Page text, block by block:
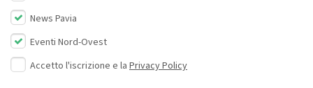
News Pavia
Eventi Nord-Ovest
Accetto l'iscrizione e la Privacy Policy